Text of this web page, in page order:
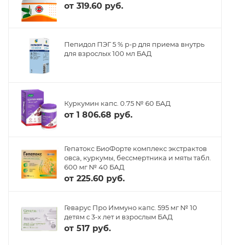
от 319.60 руб.
Пепидол ПЭГ 5 % р-р для приема внутрь
для взрослых 100 мл БАД
Куркумин капс. 0.75 № 60 БАД
от 1 806.68 руб.
Гепатокс БиоФорте комплекс экстрактов
овса, куркумы, бессмертника и мяты табл.
600 мг № 40 БАД
от 225.60 руб.
Геварус Про Иммуно капс. 595 мг № 10
детям с 3-х лет и взрослым БАД
от 517 руб.